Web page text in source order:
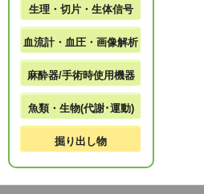
生理・切片・生体信号
血流計・血圧・画像解析
麻酔器/手術時使用機器
魚類・生物(代謝･運動)
掘り出し物